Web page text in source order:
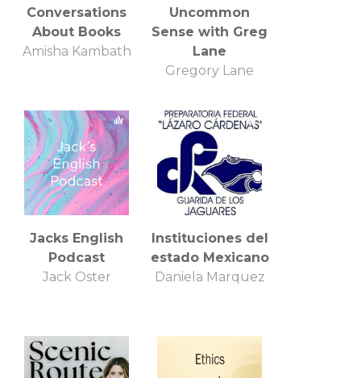
Conversations
About Books
Amisha Kambath
Uncommon
Sense with Greg
Lane
Gregory Lane
Jacks English
Podcast
Jack Oster
Instituciones del
estado Mexicano
Daniela Marquez